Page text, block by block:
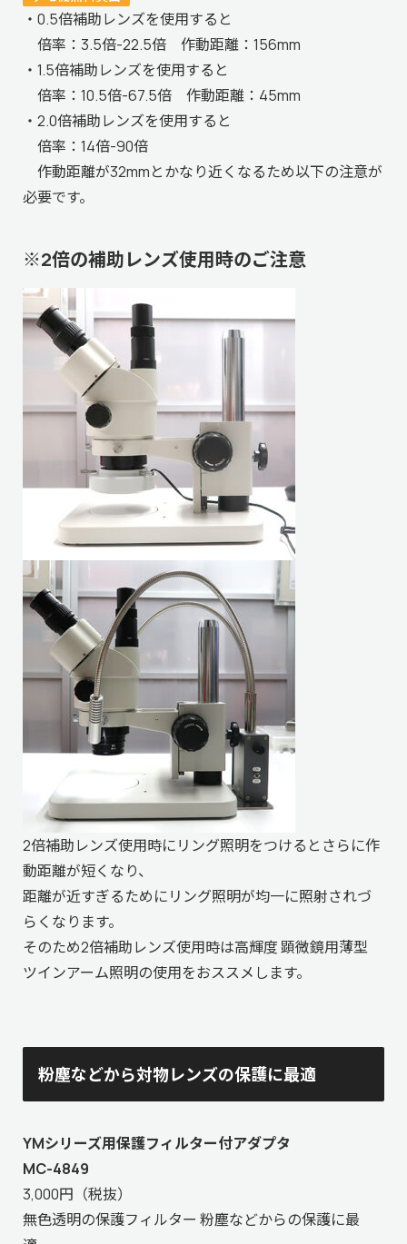
・0.5倍補助レンズを使用すると
倍率：3.5倍-22.5倍 作動距離：156mm
・1.5倍補助レンズを使用すると
倍率：10.5倍-67.5倍 作動距離：45mm
・2.0倍補助レンズを使用すると
倍率：14倍-90倍
作動距離が32mmとかなり近くなるため以下の注意が
必要です。
※2倍の補助レンズ使用時のご注意
2倍補助レンズ使用時にリング照明をつけるとさらに作
動距離が短くなり、
距離が近すぎるためにリング照明が均一に照射されづ
らくなります。
そのため2倍補助レンズ使用時は高輝度 顕微鏡用薄型
ツインアーム照明の使用をおススメします。
粉塵などから対物レンズの保護に最適
YMシリーズ用保護フィルター付アダプタ
MC-4849
3,000円（税抜）
無色透明の保護フィルター 粉塵などからの保護に最